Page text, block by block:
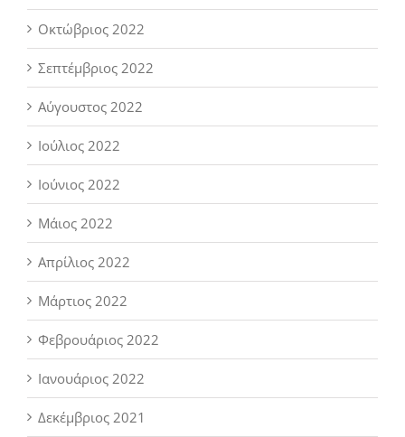
Οκτώβριος 2022
Σεπτέμβριος 2022
Αύγουστος 2022
Ιούλιος 2022
Ιούνιος 2022
Μάιος 2022
Απρίλιος 2022
Μάρτιος 2022
Φεβρουάριος 2022
Ιανουάριος 2022
Δεκέμβριος 2021